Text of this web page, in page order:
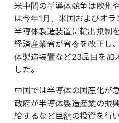
米中間の半導体競争は欧州
は今年1月、米国およびオ
半導体製造装置に輸出規制
経済産業省が省令を改正し
体製造装置など23品目を加
した。
中国では半導体の国産化が
政府が半導体製造産業の振
給するなど巨額の投資を行